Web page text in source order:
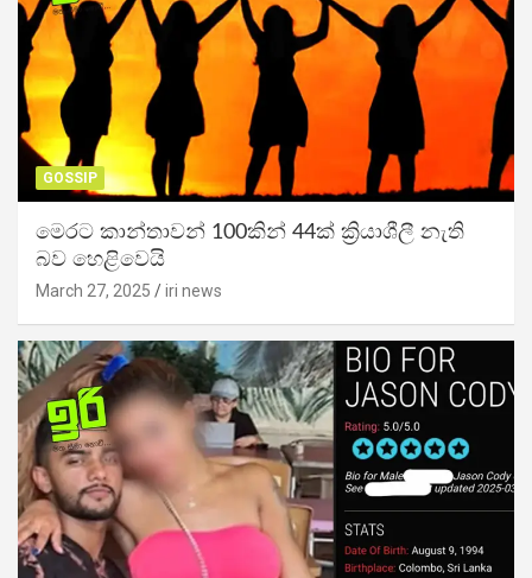
GOSSIP
මෙරට කාන්තාවන් 100කින් 44ක් ක්‍රියාශීලී නැති
බව හෙළිවෙයි
March 27, 2025 iri news